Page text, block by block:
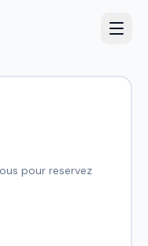
pour reservez